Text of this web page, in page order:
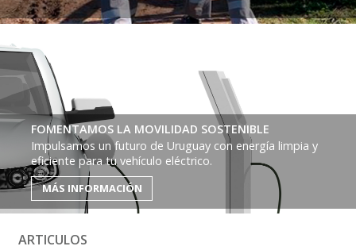
FOMENTAMOS LA MOVILIDAD SOSTENIBLE
Impulsamos un futuro de Uruguay con energía limpia y
eficiente para tu vehículo eléctrico.
MÁS INFORMACIÓN
ARTICULOS